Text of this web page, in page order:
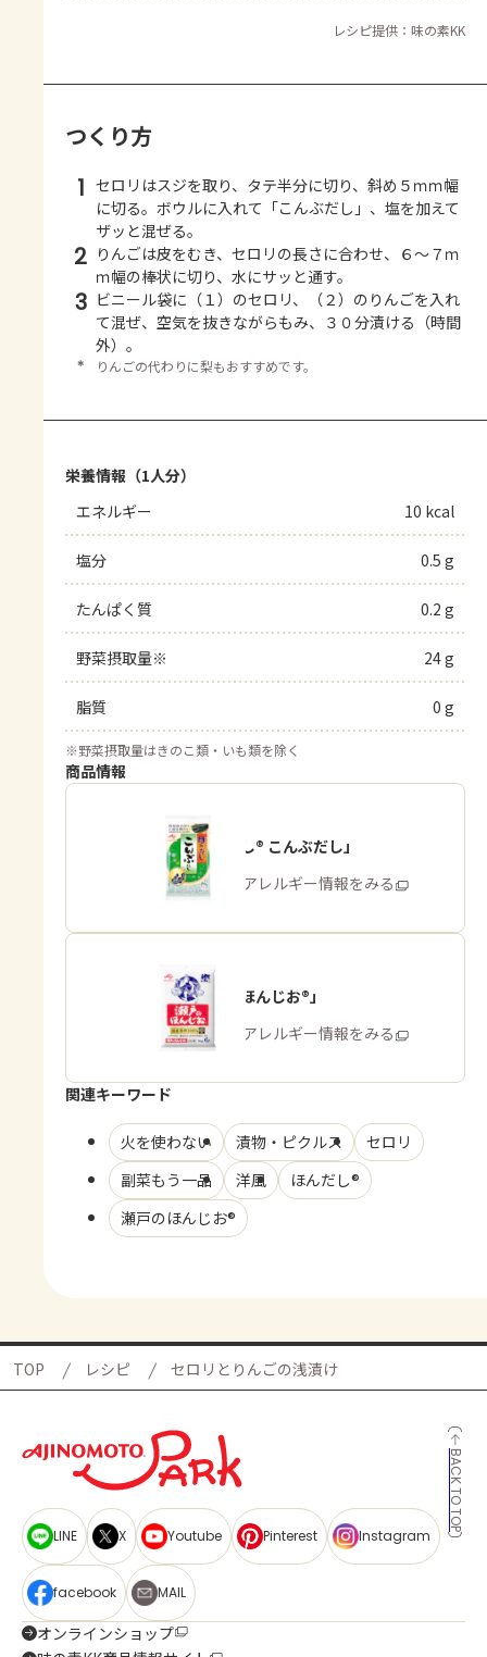
レシピ提供：味の素KK
つくり方
1 セロリはスジを取り、タテ半分に切り、斜め５ｍｍ幅
に切る。ボウルに入れて「こんぶだし」、塩を加えて
ザッと混ぜる。
2 りんごは皮をむき、セロリの長さに合わせ、６～７ｍ
ｍ幅の棒状に切り、水にサッと通す。
3 ビニール袋に（１）のセロリ、（２）のりんごを入れ
て混ぜ、空気を抜きながらもみ、３０分漬ける（時間
外）。
＊ りんごの代わりに梨もおすすめです。
栄養情報（1人分）
エネルギー
10 kcal
塩分 0.5 g
たんぱく質 0.2 g
野菜摂取量※ 24 g
脂質 0 g
※野菜摂取量はきのこ類・いも類を除く
商品情報
「ほんだし® こんぶだし」
商品・アレルギー情報をみる
「瀬戸のほんじお®」
商品・アレルギー情報をみる
関連キーワード
火を使わない 漬物・ピクルス
セロリ
副菜もう一品
洋風
ほんだし®
瀬戸のほんじお®
TOP レシピ セロリとりんごの浅漬け
BACK TO TOP
LINE X Youtube Pinterest Instagram
facebook MAIL
オンラインショップ